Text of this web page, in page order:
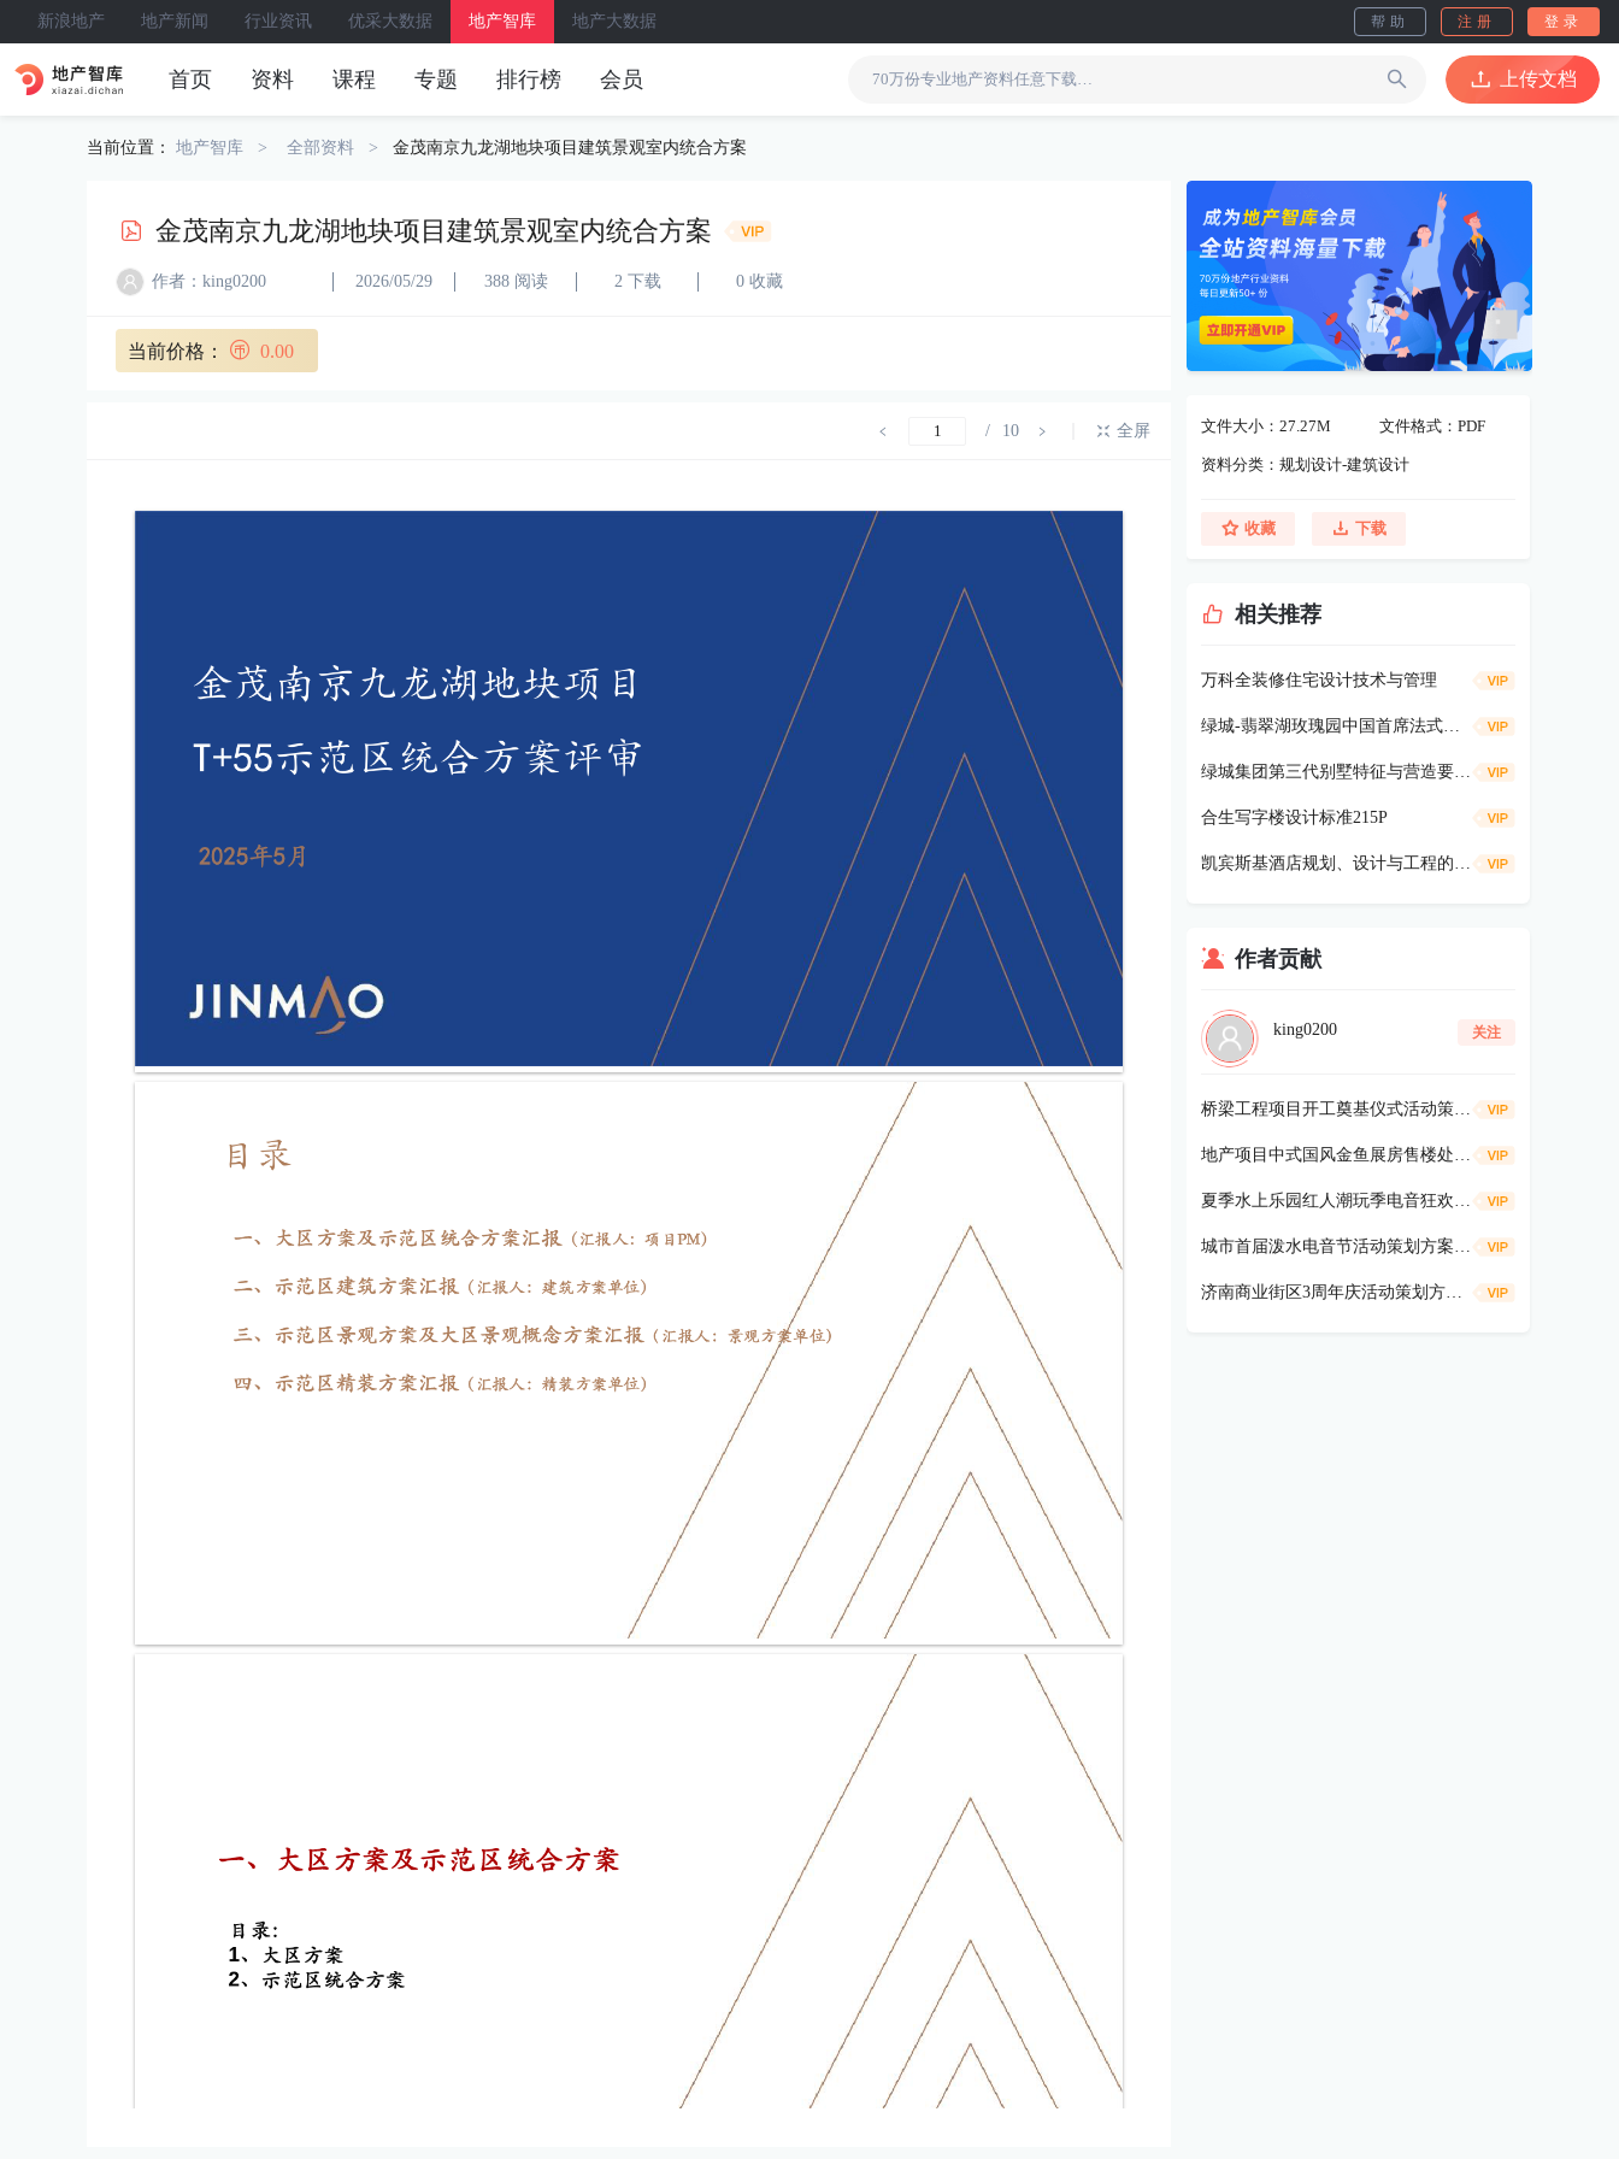
新浪地产 地产新闻 行业资讯 优采大数据 地产智库 地产大数据 帮助 注册 登录
首页 资料 课程 专题 排行榜 会员 上传文档
当前位置： 地产智库 全部资料 金茂南京九龙湖地块项目建筑景观室内统合方案
金茂南京九龙湖地块项目建筑景观室内统合方案
作者：king0200 2026/05/29 388 阅读 2 下载 0 收藏
当前价格： 0.00
/ 10 全屏 文件大小：27.27M 文件格式：PDF
资料分类：规划设计-建筑设计
收藏 下载
相关推荐
万科全装修住宅设计技术与管理
绿城-翡翠湖玫瑰园中国首席法式合院别墅鉴赏85P
绿城集团第三代别墅特征与营造要点解读（上，共350P）
合生写字楼设计标准215P
凯宾斯基酒店规划、设计与工程的指标方针与标准(06年1月版本）248p
作者贡献
king0200 关注
桥梁工程项目开工奠基仪式活动策划方案
地产项目中式国风金鱼展房售楼处示范区开放活动策划方案（遇鉴国风雅境时主题）
夏季水上乐园红人潮玩季电音狂欢活动策划方案
城市首届泼水电音节活动策划方案（盛夏狂欢 电音造浪主题）
济南商业街区3周年庆活动策划方案（共富热爱 不燃不3主题）